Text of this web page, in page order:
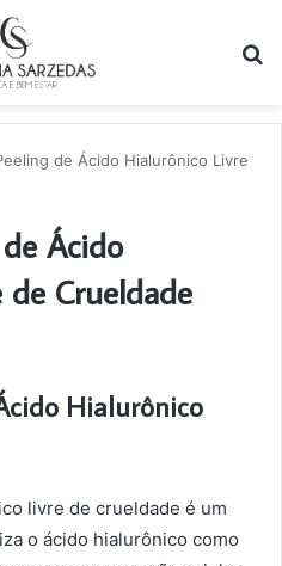
de Ácido Hialurônico Livre
Ácido
Crueldade
Hialurônico
livre de crueldade é um
o ácido hialurônico como